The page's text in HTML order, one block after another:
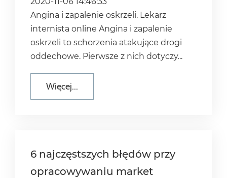
Angina i zapalenie oskrzeli. Lekarz
internista online Angina i zapalenie
oskrzeli to schorzenia atakujące drogi
oddechowe. Pierwsze z nich dotyczy...
Więcej...
6 najczęstszych błędów przy
opracowywaniu market